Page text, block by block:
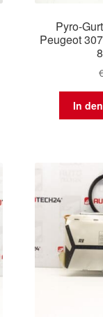
Pyro-
Peugeot
In